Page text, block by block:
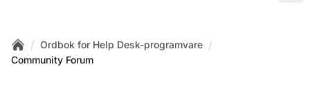
Home
/ Ordbok for Help Desk-programvare /
Community Forum